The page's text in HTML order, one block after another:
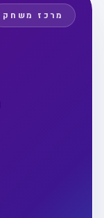
מרכז משחק